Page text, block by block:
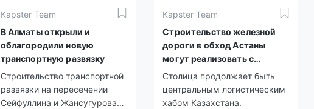
Kapster Team
В Алматы открыли и
облагородили новую
транспортную развязку
Строительство транспортной
развязки на пересечении
Сейфуллина и Жансугурова
Kapster Team
Строительство железной
дороги в обход Астаны
могут реализовать с
участием бизнеса
Столица продолжает быть
центральным логистическим
хабом Казахстана.